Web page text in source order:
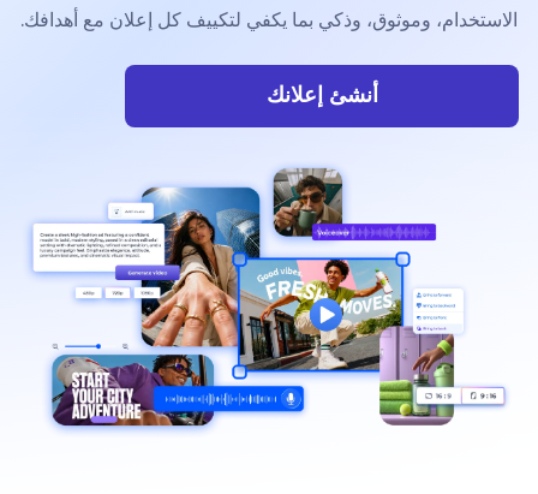
الاستخدام، وموثوق، وذكي بما يكفي لتكييف كل إعلان مع أهدافك.
أنشئ إعلانك